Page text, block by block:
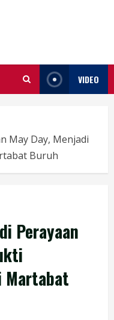
VIDEO
May Day, Menjadi
Buruh
Perayaan
Martabat